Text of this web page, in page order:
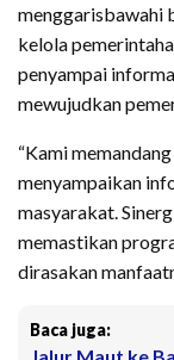
menggarisbawahi
kelola
penyampai
mewujudkan
​“Kami
menyampaikan
masyarakat.
memastikan
dirasakan
Baca juga: